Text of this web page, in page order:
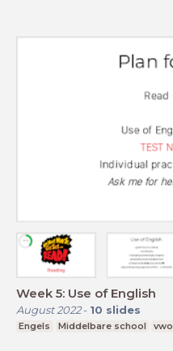
Week 5: Use of English
August 2022- 10 slides
Engels Middelbare school vwo